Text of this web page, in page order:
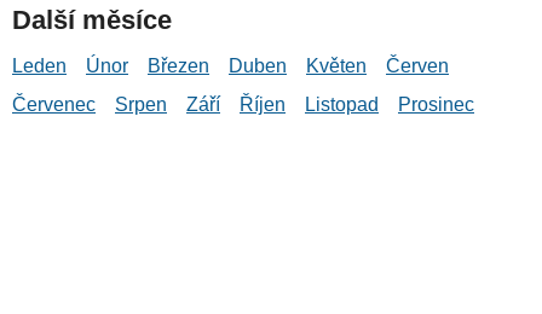
Další měsíce
Leden Únor Březen Duben Květen
Červen
Červenec
Srpen Září Říjen Listopad Prosinec